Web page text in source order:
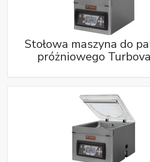
Stołowa maszyna do
próżniowego